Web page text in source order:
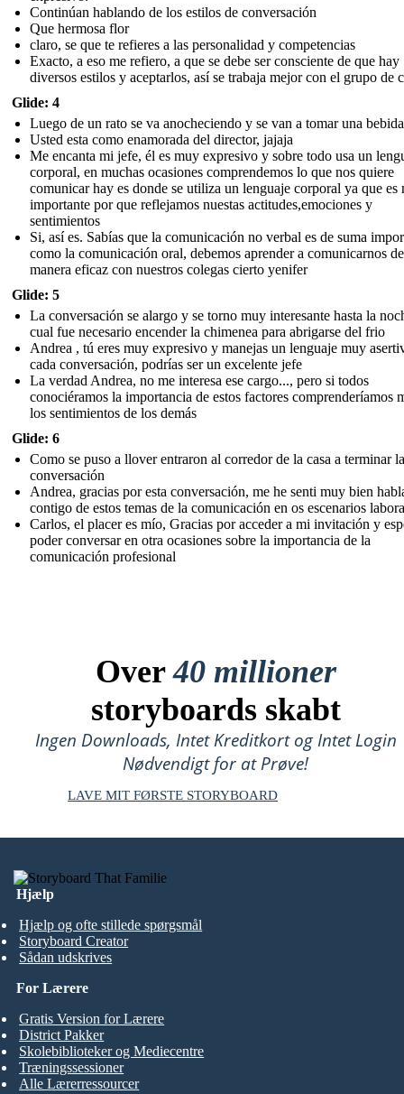
Continúan hablando de los estilos de conversación
Que hermosa flor
claro, se que te refieres a las personalidad y competencias
Exacto, a eso me refiero, a que se debe ser consciente de que hay
diversos estilos y aceptarlos, así se trabaja mejor con el grupo de
Glide: 4
Luego de un rato se va anocheciendo y se van a tomar una bebida
Usted esta como enamorada del director, jajaja
Me encanta mi jefe, él es muy expresivo y sobre todo usa un
corporal, en muchas ocasiones comprendemos lo que nos quiere
comunicar hay es donde se utiliza un lenguaje corporal ya que es
importante por que reflejamos nuestas actitudes,emociones y
sentimientos
Si, así es. Sabías que la comunicación no verbal es de suma
como la comunicación oral, debemos aprender a comunicarnos
manera eficaz con nuestros colegas cierto yenifer
Glide: 5
La conversación se alargo y se torno muy interesante hasta la
cual fue necesario encender la chimenea para abrigarse del frio
Andrea , tú eres muy expresivo y manejas un lenguaje muy
cada conversación, podrías ser un excelente jefe
La verdad Andrea, no me interesa ese cargo..., pero si todos
conociéramos la importancia de estos factores comprenderíamos
los sentimientos de los demás
Glide: 6
Como se puso a llover entraron al corredor de la casa a terminar la
conversación
Andrea, gracias por esta conversación, me he senti muy bien
contigo de estos temas de la comunicación en os escenarios
Carlos, el placer es mío, Gracias por acceder a mi invitación y
poder conversar en otra ocasiones sobre la importancia de la
comunicación profesional
Over40 millioner
storyboards skabt
Ingen Downloads, Intet Kreditkort og Intet Login
Nødvendigt for at Prøve!
LAVE MIT FØRSTE STORYBOARD
Hjælp
Hjælp og ofte stillede spørgsmål
Storyboard Creator
Sådan udskrives
For Lærere
Gratis Version for Lærere
District Pakker
Skolebiblioteker og Mediecentre
Træningssessioner
Alle Lærerressourcer